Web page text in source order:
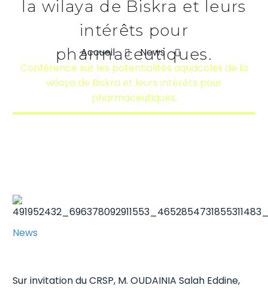
la wilaya de Biskra et leurs
intérêts pour
pharmaceutiques.
Accueil
News
Conférence sur les potentialités aquacoles de la
wilaya de Biskra et leurs intérêts pour
pharmaceutiques.
News
Sur invitation du CRSP, M. OUDAINIA Salah Eddine,